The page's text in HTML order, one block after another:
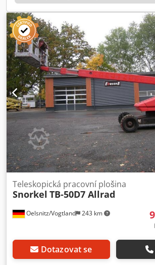
Oelsnitz/Vogtland 243 km
Teleskopická pracovní plošina
Snorkel TB-50D7 Allrad
Dotazovat se